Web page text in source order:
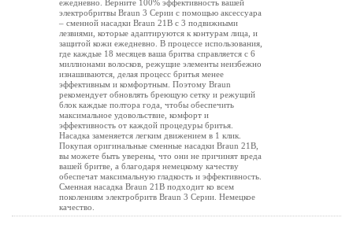
ежедневно. Верните 100% эффективность вашей
электробритвы Braun 3 Серии с помощью аксессуара
– сменной насадки Braun 21B с 3 подвижными
лезвиями, которые адаптируются к контурам лица, и
защитой кожи ежедневно. В процессе использования,
где каждые 18 месяцев ваша бритва справляется с 6
миллионами волосков, режущие элементы неизбежно
изнашиваются, делая процесс бритья менее
эффективным и комфортным. Поэтому Braun
рекомендует обновлять бреющую сетку и режущий
блок каждые полтора года, чтобы обеспечить
максимальное удовольствие, комфорт и
эффективность от каждой процедуры бритья.
Насадка заменяется легким движением в 1 клик.
Покупая оригинальные сменные насадки Braun 21B,
вы можете быть уверены, что они не причинят вреда
вашей бритве, а благодаря немецкому качеству
обеспечат максимальную гладкость и эффективность.
Сменная насадка Braun 21B подходит ко всем
поколениям электробритв Braun 3 Серии. Немецкое
качество.